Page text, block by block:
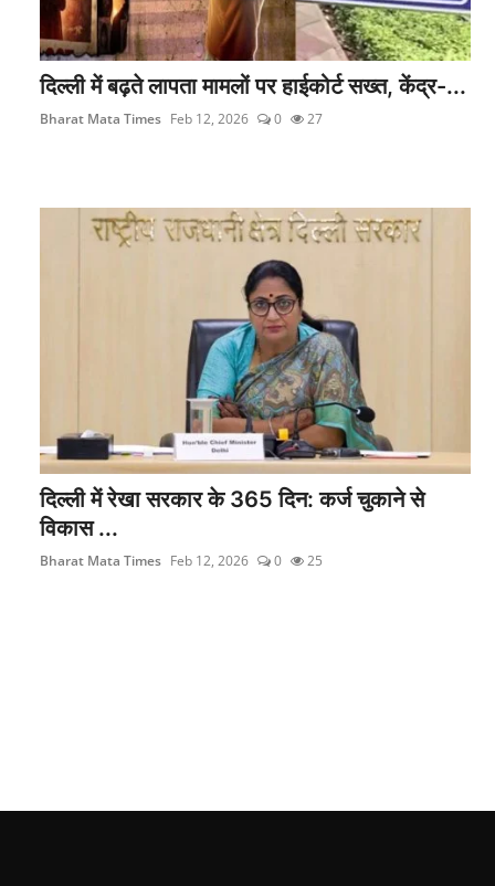
दिल्ली में बढ़ते लापता मामलों पर हाईकोर्ट सख्त, केंद्र-...
Bharat Mata Times Feb 12, 2026 0 27
दिल्ली में रेखा सरकार के 365 दिन: कर्ज चुकाने से
विकास ...
Bharat Mata Times Feb 12, 2026 0 25